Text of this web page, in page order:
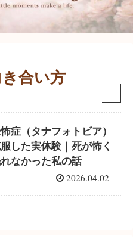
合い方
症（タナフォトビア）
した実体験｜死が怖く
なかった私の話
2026.04.02